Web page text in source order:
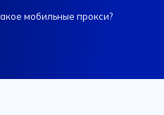
мобильные прокси?